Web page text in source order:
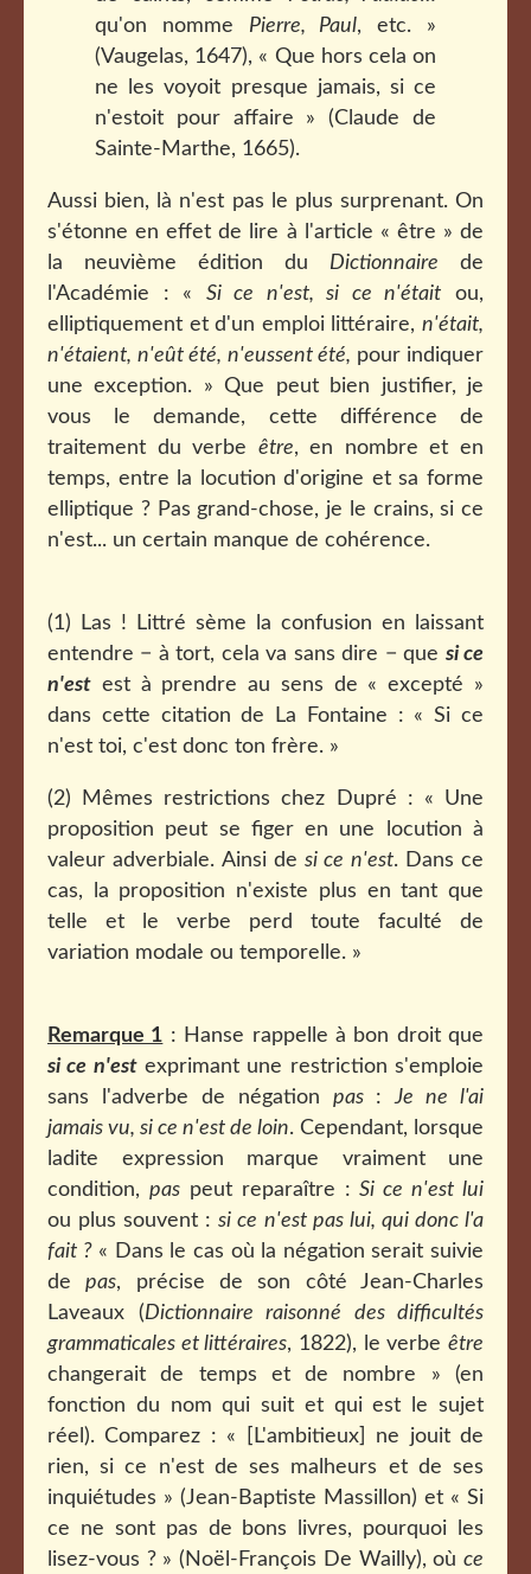
qu'on nomme Pierre, Paul, etc. »
(Vaugelas, 1647), « Que hors cela on
ne les voyoit presque jamais, si ce
n'estoit pour affaire » (Claude de
Sainte-Marthe, 1665).
Aussi bien, là n'est pas le plus surprenant. On
s'étonne en effet de lire à l'article « être » de
la neuvième édition du Dictionnaire de
l'Académie : « Si ce n'est, si ce n'était ou,
elliptiquement et d'un emploi littéraire, n'était,
n'étaient, n'eût été, n'eussent été, pour indiquer
une exception. » Que peut bien justifier, je
vous le demande, cette différence de
traitement du verbe être, en nombre et en
temps, entre la locution d'origine et sa forme
elliptique ? Pas grand-chose, je le crains, si ce
n'est... un certain manque de cohérence.
(1) Las ! Littré sème la confusion en laissant
entendre − à tort, cela va sans dire − que si ce
n'est est à prendre au sens de « excepté »
dans cette citation de La Fontaine : « Si ce
n'est toi, c'est donc ton frère. »
(2) Mêmes restrictions chez Dupré : « Une
proposition peut se figer en une locution à
valeur adverbiale. Ainsi de si ce n'est. Dans ce
cas, la proposition n'existe plus en tant que
telle et le verbe perd toute faculté de
variation modale ou temporelle. »
Remarque 1 : Hanse rappelle à bon droit que
si ce n'estexprimant une restriction s'emploie
sans l'adverbe de négation pas :Je ne l'ai
jamais vu, si ce n'est de loin. Cependant, lorsque
ladite expression marque vraiment une
condition, paspeut reparaître :Si ce n'est lui
ou plus souvent :si ce n'est pas lui, qui donc l'a
fait ?« Dans le cas où la négation serait suivie
depas, précise de son côté Jean-Charles
Laveaux (Dictionnaire raisonné des difficultés
grammaticales et littéraires, 1822), le verbeêtre
changerait de temps et de nombre » (en
fonction du nom qui suit et qui est le sujet
réel). Comparez : « [L'ambitieux] ne jouit de
rien, si ce n'est de ses malheurs et de ses
inquiétudes » (Jean-Baptiste Massillon) et « Si
ce ne sont pas de bons livres, pourquoi les
lisez-vous ? » (Noël-François De Wailly), où ce